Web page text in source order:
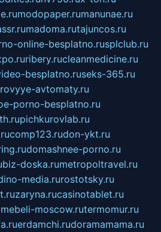
modopaper.rumanunae.ru
madoma.rutajuncos.ru
online-besplatno.rusplclub.ru
ribery.rucleanmedicine.ru
besplatno.ruseks-365.ru
avtomaty.ru
porno-besplatno.ru
pichkurovlab.ru
comp123.rudon-ykt.ru
domashnee-porno.ru
biz-doska.rumetropoltravel.ru
media.rurostotsky.ru
zaryna.rucasinotablet.ru
moscow.rutermomur.ru
erdamchi.rudoramamama.ru